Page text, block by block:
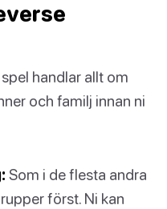
handlar allt om
och familj innan ni
Som i de flesta andra
först. Ni kan